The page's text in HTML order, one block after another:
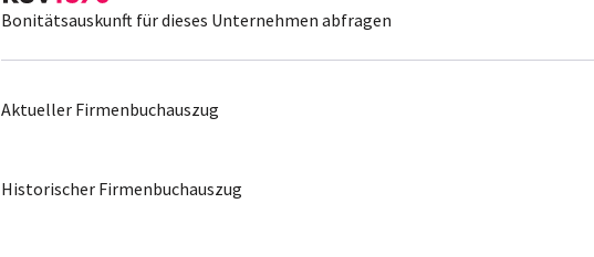
Bonitätsauskunft für dieses Unternehmen abfragen
Aktueller Firmenbuchauszug
Historischer Firmenbuchauszug